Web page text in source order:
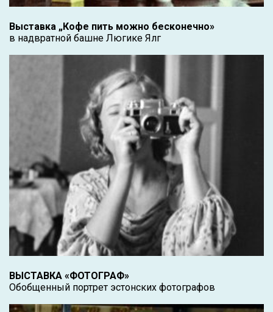
Выставка „Кофе пить можно бесконечно»
в надвратной башне Люгике Ялг
ВЫСТАВКА «ФОТОГРАФ»
Обобщенный портрет эстонских фотографов